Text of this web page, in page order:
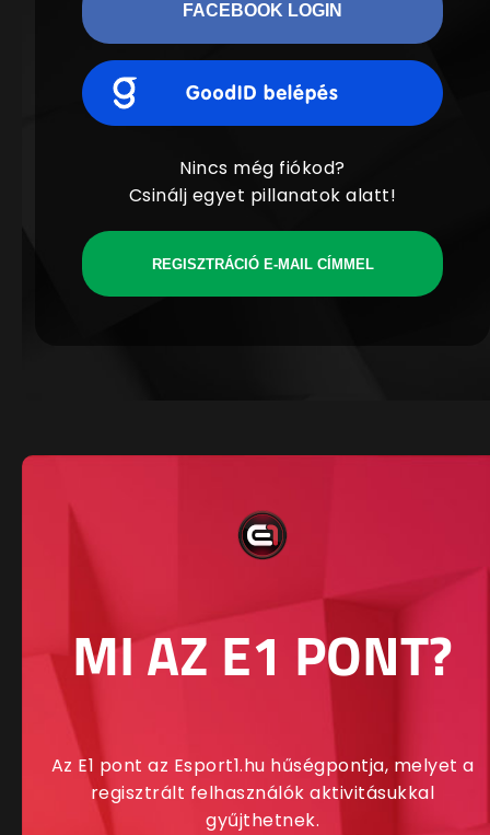
FACEBOOK LOGIN
Nincs még fiókod?
Csinálj egyet pillanatok alatt!
REGISZTRÁCIÓ E-MAIL CÍMMEL
MI AZ E1 PONT?
Az E1 pont az Esport1.hu hűségpontja, melyet a
regisztrált felhasználók aktivitásukkal
gyűjthetnek.